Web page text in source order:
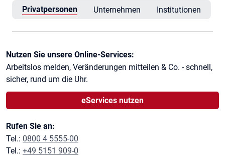
Privatpersonen Unternehmen Institutionen
Kontaktinformationen
Nutzen Sie unsere Online-Services:
Arbeitslos melden, Veränderungen mitteilen & Co. - schnell,
sicher, rund um die Uhr.
eServices nutzen
Rufen Sie an:
Tel.: 0800 4 5555-00
Tel.: +49 5151 909-0